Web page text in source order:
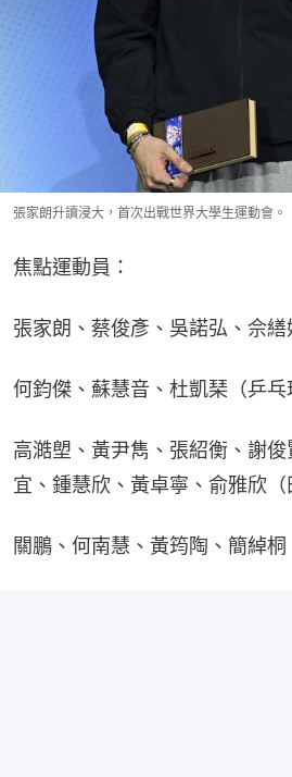
張家朗升讀浸大，首次出戰世界大學生運動會。
焦點運動員：
張家朗、蔡俊彥、吳諾弘、佘繕
何鈞傑、蘇慧音、杜凱琹（乒乓
高澔塱、黃尹雋、張紹衡、謝
宜、鍾慧欣、黃卓寧、俞雅欣（
關鵬、何南慧、黃筠陶、簡綽桐